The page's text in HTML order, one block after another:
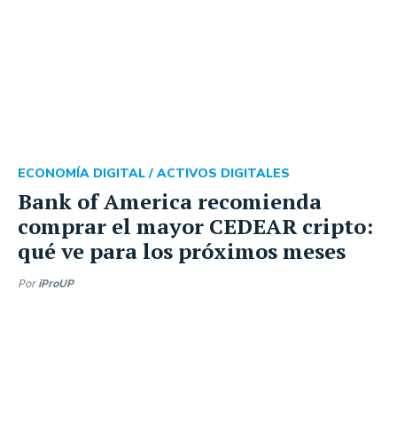
Bank of America recomienda
comprar el mayor CEDEAR cripto:
qué ve para los próximos meses
ECONOMÍA DIGITAL / ACTIVOS DIGITALES
Por iProUP